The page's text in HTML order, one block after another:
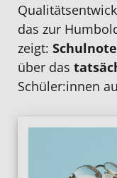
das zur
zeigt:
über das
Schüler:innen